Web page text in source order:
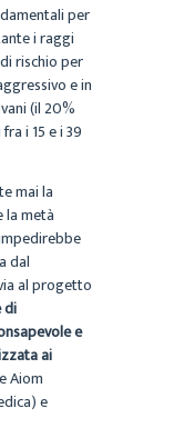
per
i raggi
rischio per
e in
(il 20%
i 15 e i 39
mai la
metà
dal
al progetto
di
e
ai
Aiom
e